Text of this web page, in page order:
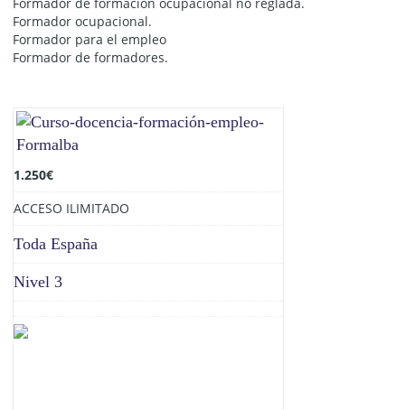
Formador ocupacional.
Formador para el empleo
Formador de formadores.
1.250€
ACCESO ILIMITADO
Toda España
Nivel 3